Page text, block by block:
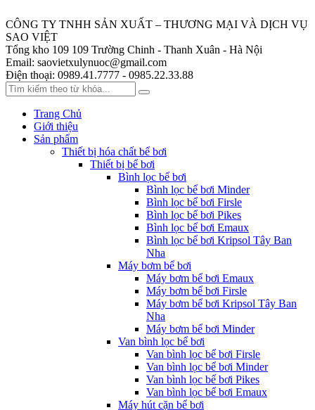
CÔNG TY TNHH SẢN XUẤT – THƯƠNG MẠI VÀ DỊCH VỤ
SAO VIỆT
Tổng kho 109 109 Trường Chinh - Thanh Xuân - Hà Nội
Email: saovietxulynuoc@gmail.com
Điện thoại: 0989.41.7777 - 0985.22.33.88
Trang Chủ
Giới thiệu
Sản phẩm
Thiết bị hóa chất bể bơi
Thiết bị bể bơi
Bình lọc bể bơi
Bình lọc bể bơi Minder
Bình lọc bể bơi Firsle
Bình lọc bể bơi Pikes
Bình lọc bể bơi Emaux
Bình lọc bể bơi Kripsol Tây Ban
Nha
Máy bơm bể bơi
Máy bơm bể bơi Emaux
Máy bơm bể bơi Firsle
Máy bơm bể bơi Kripsol Tây Ban
Nha
Máy bơm bể bơi Minder
Van bình lọc bể bơi
Van bình lọc bể bơi Firsle
Van bình lọc bể bơi Minder
Van bình lọc bể bơi Pikes
Van bình lọc bể bơi Emaux
Máy hút cặn bể bơi